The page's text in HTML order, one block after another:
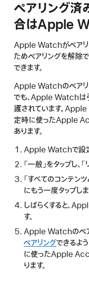
ペアリング
合はApple
Apple Watchがペアリ
ためペアリングを解除
できます。
Apple Watchのペアリ
でも、Apple Watchは
護されています。
定時に使ったApple
あります。
Apple Watchで設定
「一般」をタップし、「
「すべてのコンテン
にもう一度タップしま
しばらくすると、
す。
Apple Watchのペア
ペアリングできるよ
に使ったApple
ります。